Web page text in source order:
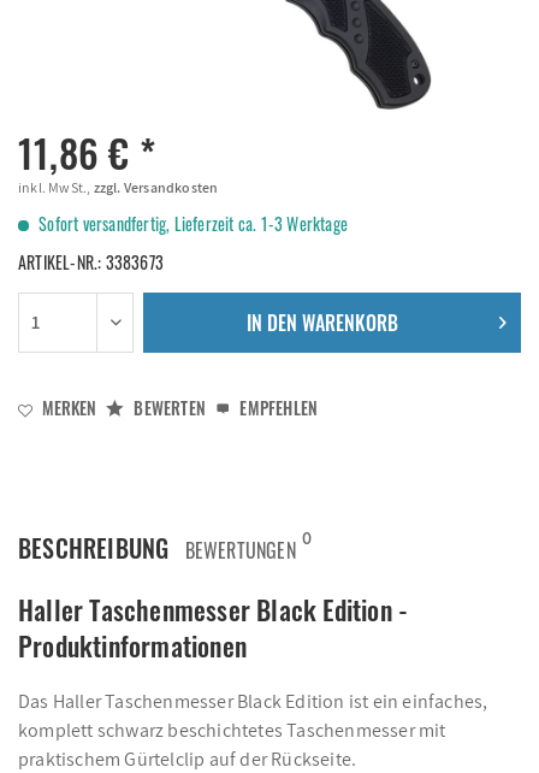
11,86 € *
inkl. MwSt., zzgl. Versandkosten
Sofort versandfertig, Lieferzeit ca. 1-3 Werktage
ARTIKEL-NR.:3383673
IN DEN WARENKORB
MERKEN BEWERTEN EMPFEHLEN
BESCHREIBUNG BEWERTUNGEN 0
Haller Taschenmesser Black Edition -
Produktinformationen
Das Haller Taschenmesser Black Edition ist ein einfaches,
komplett schwarz beschichtetes Taschenmesser mit
praktischem Gürtelclip auf der Rückseite.